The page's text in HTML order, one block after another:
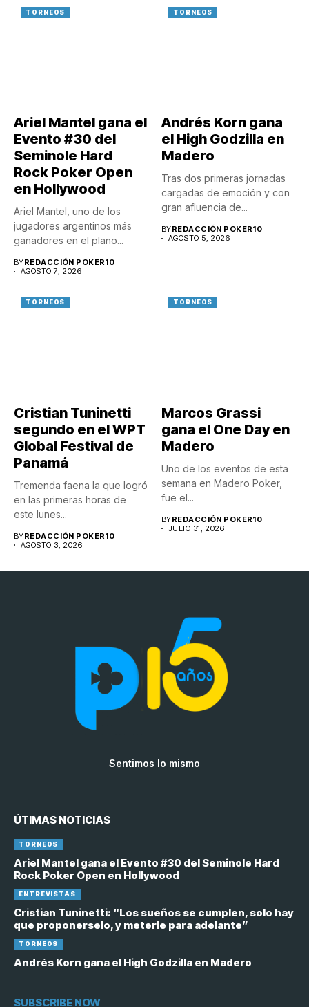
TORNEOS
Ariel Mantel gana el
Evento #30 del
Seminole Hard
Rock Poker Open
en Hollywood
Ariel Mantel, uno de los
jugadores argentinos más
ganadores en el plano...
BYREDACCIÓN POKER10
AGOSTO 7, 2026
TORNEOS
Andrés Korn gana
el High Godzilla en
Madero
Tras dos primeras jornadas
cargadas de emoción y con
gran afluencia de...
BYREDACCIÓN POKER10
AGOSTO 5, 2026
TORNEOS
Cristian Tuninetti
segundo en el WPT
Global Festival de
Panamá
Tremenda faena la que logró
en las primeras horas de
este lunes...
BYREDACCIÓN POKER10
AGOSTO 3, 2026
TORNEOS
Marcos Grassi
gana el One Day en
Madero
Uno de los eventos de esta
semana en Madero Poker,
fue el...
BYREDACCIÓN POKER10
JULIO 31, 2026
Sentimos lo mismo
ÚTIMAS NOTICIAS
TORNEOS
Ariel Mantel gana el Evento #30 del Seminole Hard
Rock Poker Open en Hollywood
ENTREVISTAS
Cristian Tuninetti: “Los sueños se cumplen, solo hay
que proponerselo, y meterle para adelante”
TORNEOS
Andrés Korn gana el High Godzilla en Madero
SUBSCRIBE NOW